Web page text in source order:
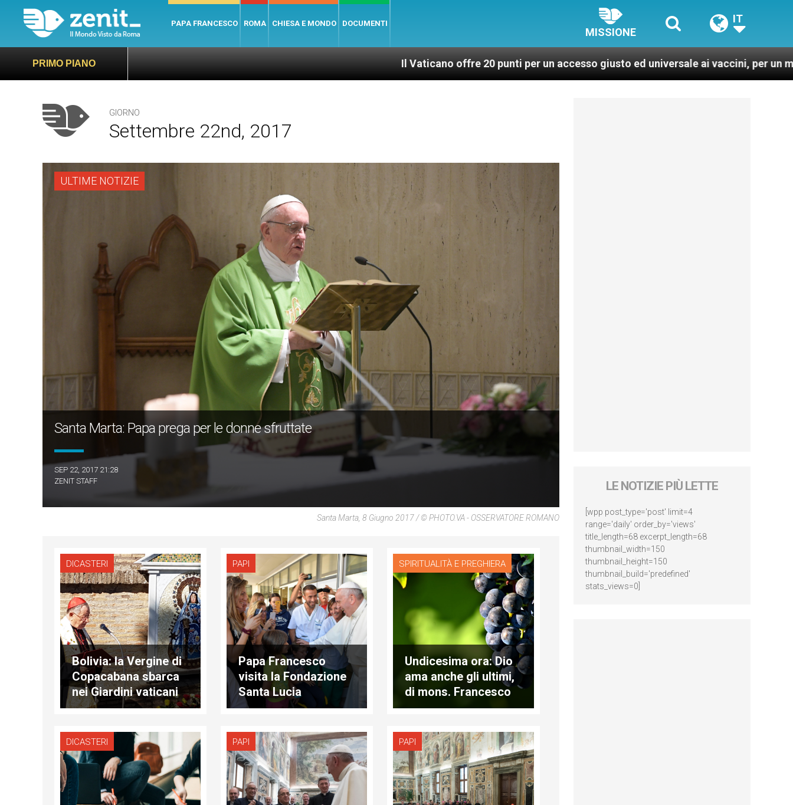
PAPA FRANCESCO ROMA CHIESA E MONDO DOCUMENTI
MISSIONE
IT
PRIMO PIANO Il Vaticano offre 20 punti per un accesso giusto ed universale ai vaccini, per un mondo più sano e
GIORNO
Settembre 22nd, 2017
ULTIME NOTIZIE
Santa Marta: Papa prega per le donne sfruttate
SEP 22, 2017 21:28
ZENIT STAFF
Santa Marta, 8 Giugno 2017 / © PHOTO.VA - OSSERVATORE ROMANO
DICASTERI
Bolivia: la Vergine di
Copacabana sbarca
nei Giardini vaticani
PAPI
Papa Francesco
visita la Fondazione
Santa Lucia
SPIRITUALITÀ E PREGHIERA
Undicesima ora: Dio
ama anche gli ultimi,
di mons. Francesco
Follo
DICASTERI PAPI PAPI
LE NOTIZIE PIÙ LETTE
[wpp post_type='post' limit=4
range='daily' order_by='views'
title_length=68 excerpt_length=68
thumbnail_width=150
thumbnail_height=150
thumbnail_build='predefined'
stats_views=0]